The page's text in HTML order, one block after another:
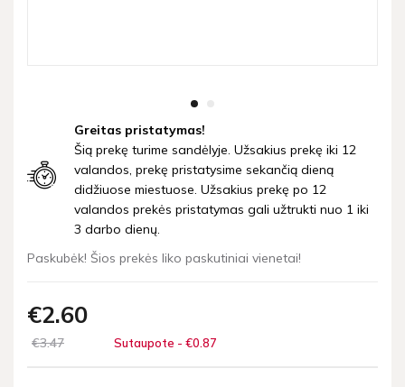
Greitas pristatymas!
Šią prekę turime sandėlyje. Užsakius prekę iki 12
valandos, prekę pristatysime sekančią dieną
didžiuose miestuose. Užsakius prekę po 12
valandos prekės pristatymas gali užtrukti nuo 1 iki
3 darbo dienų.
Paskubėk! Šios prekės liko paskutiniai vienetai!
€2 60
€347 Sutaupote - €0 87